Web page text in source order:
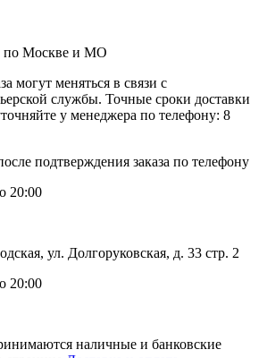
по Москве и МО
могут меняться в связи с
службы. Точные сроки доставки
у менеджера по телефону: 8
подтверждения заказа по телефону
20:00
ул. Долгоруковская, д. 33 стр. 2
20:00
наличные и банковские